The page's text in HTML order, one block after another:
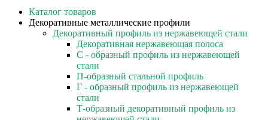
Каталог товаров
Декоративные металлические профили
Декоративный профиль из нержавеющей стали
Декоративная нержавеющая полоса
С - образный профиль из нержавеющей
стали
П-образный стальной профиль
Г - образный профиль из нержавеющей
стали
Т-образный декоративный профиль из